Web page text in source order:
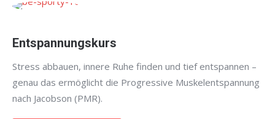
Entspannungskurs
Stress abbauen, innere Ruhe finden und tief entspannen –
genau das ermöglicht die Progressive Muskelentspannung
nach Jacobson (PMR).